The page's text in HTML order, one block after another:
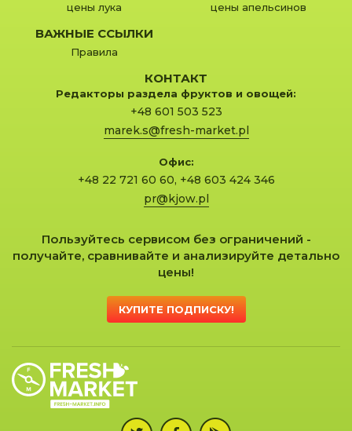
цены лука
цены апельсинов
ВАЖНЫЕ ССЫЛКИ
Правила
КОНТАКТ
Редакторы раздела фруктов и овощей:
+48 601 503 523
marek.s@fresh-market.pl
Офис:
+48 22 721 60 60, +48 603 424 346
pr@kjow.pl
Пользуйтесь сервисом без ограничений -
получайте, сравнивайте и анализируйте детально
цены!
КУПИТЕ ПОДПИСКУ!